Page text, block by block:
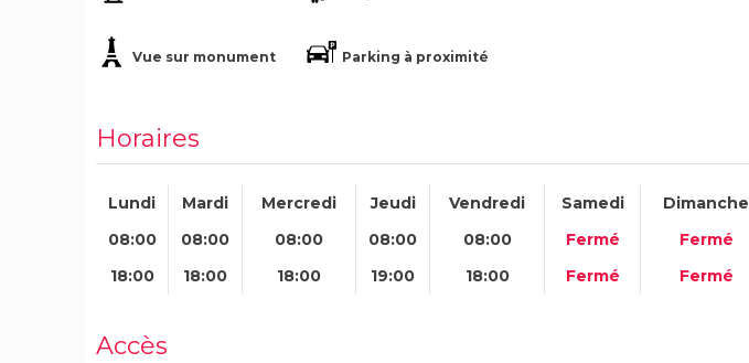
Vue sur monument Parking à proximité
Horaires
Lundi Mardi Mercredi Jeudi Vendredi Samedi
Dimanche
08:00
08:00 08:00 08:00 08:00 Fermé
Fermé
18:00
18:00 18:00 19:00 18:00 Fermé Fermé
Accès